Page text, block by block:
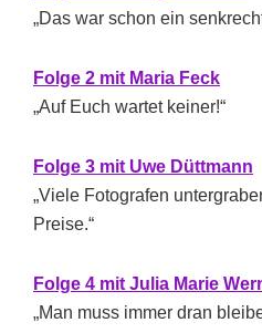
„Das war schon ein
Folge 2 mit Maria Feck
„Auf Euch wartet keiner!“
Folge 3 mit Uwe Düttmann
„Viele Fotografen
Preise.“
Folge 4 mit Julia Marie
„Man muss immer dran